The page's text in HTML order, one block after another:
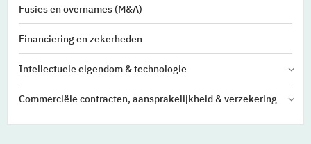
Fusies en overnames (M&A)
Financiering en zekerheden
Intellectuele eigendom & technologie
Commerciële contracten, aansprakelijkheid & verzekering